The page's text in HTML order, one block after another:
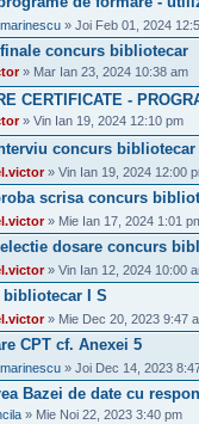
» Joi Feb 01, 2024
finale concurs bibliotecar
» Mar Ian 23, 2024 10:38 am
CERTIFICATE -
» Vin Ian 19, 2024 12:10 pm
concurs bibliotecar
» Vin Ian 19, 2024 12:00
scrisa concurs
» Mie Ian 17, 2024 1:01
dosare concurs
» Vin Ian 12, 2024 10:00
bibliotecar I S
» Mie Dec 20, 2023 9:47
CPT cf. Anexei 5
» Joi Dec 14, 2023
Bazei de date cu
» Mie Noi 22, 2023 3:40 pm